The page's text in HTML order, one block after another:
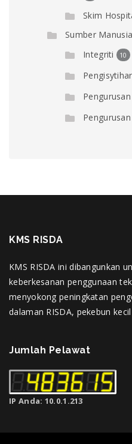
Skim
Sumber Manusia
Integriti 10
KMS RISDA
KMS RISDA ini dibangunkan
keberkesanan penggunaan
menyokong peningkatan
dalaman RISDA, pekebun
Jumlah Pelawat
IP Anda: 10.0.1.213